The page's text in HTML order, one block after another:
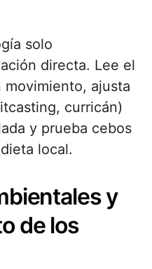
solo
directa. Lee el
movimiento, ajusta
curricán)
y prueba cebos
local.
y
de los